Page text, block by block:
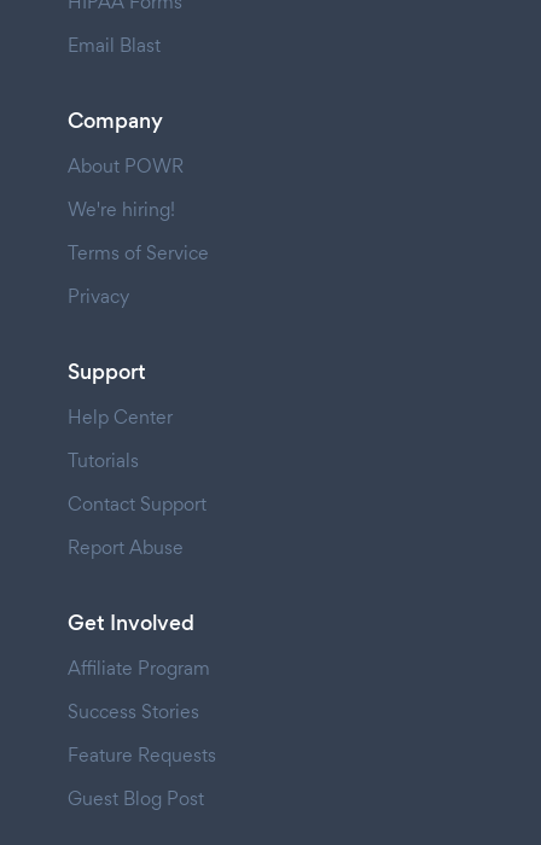
Email Blast
Company
About POWR
We're hiring!
Terms of Service
Privacy
Support
Help Center
Tutorials
Contact Support
Report Abuse
Get Involved
Affiliate Program
Success Stories
Feature Requests
Guest Blog Post